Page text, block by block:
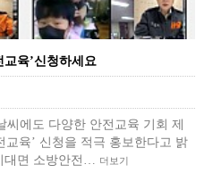
육’신청하세요
에도 다양한 안전교육 기회 제
교육’ 신청을 적극 홍보한다고 밝
대면 소방안전… 더보기